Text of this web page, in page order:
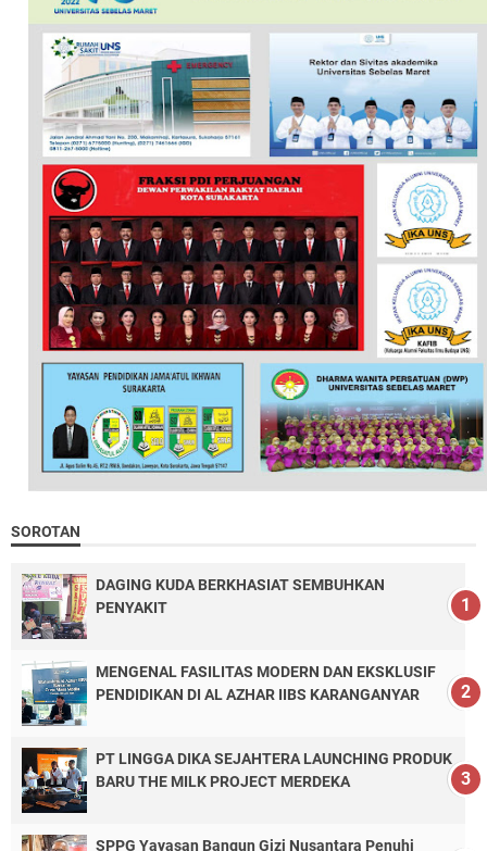
SOROTAN
DAGING KUDA BERKHASIAT SEMBUHKAN
PENYAKIT
MENGENAL FASILITAS MODERN DAN EKSKLUSIF
PENDIDIKAN DI AL AZHAR IIBS KARANGANYAR
PT LINGGA DIKA SEJAHTERA LAUNCHING PRODUK
BARU THE MILK PROJECT MERDEKA
SPPG Yayasan Bangun Gizi Nusantara Penuhi